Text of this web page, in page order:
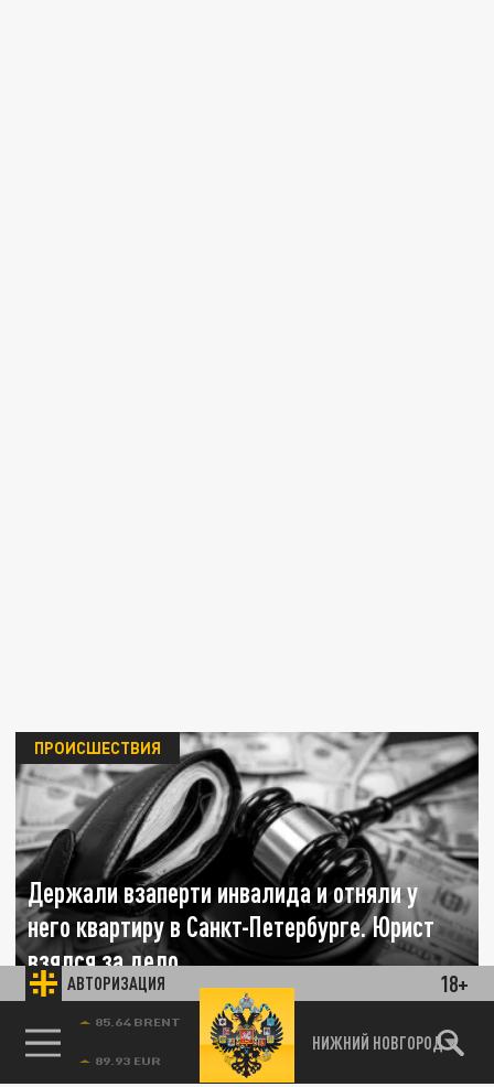
АВТОРИЗАЦИЯ 18+
НИЖНИЙ НОВГОРОД
Держали взаперти инвалида и отняли у
него квартиру в Санкт-Петербурге. Юрист
взялся за дело
ПРОИСШЕСТВИЯ
Мошенники четыре года держали взаперти
инвалида. За это время они лишили его